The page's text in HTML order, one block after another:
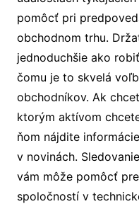
pomôcť pri
obchodnom trhu.
jednoduchšie ako
čomu je to skvelá
obchodníkov. Ak
ktorým aktívom
ňom nájdite
v novinách.
vám môže pomôcť
spoločností v